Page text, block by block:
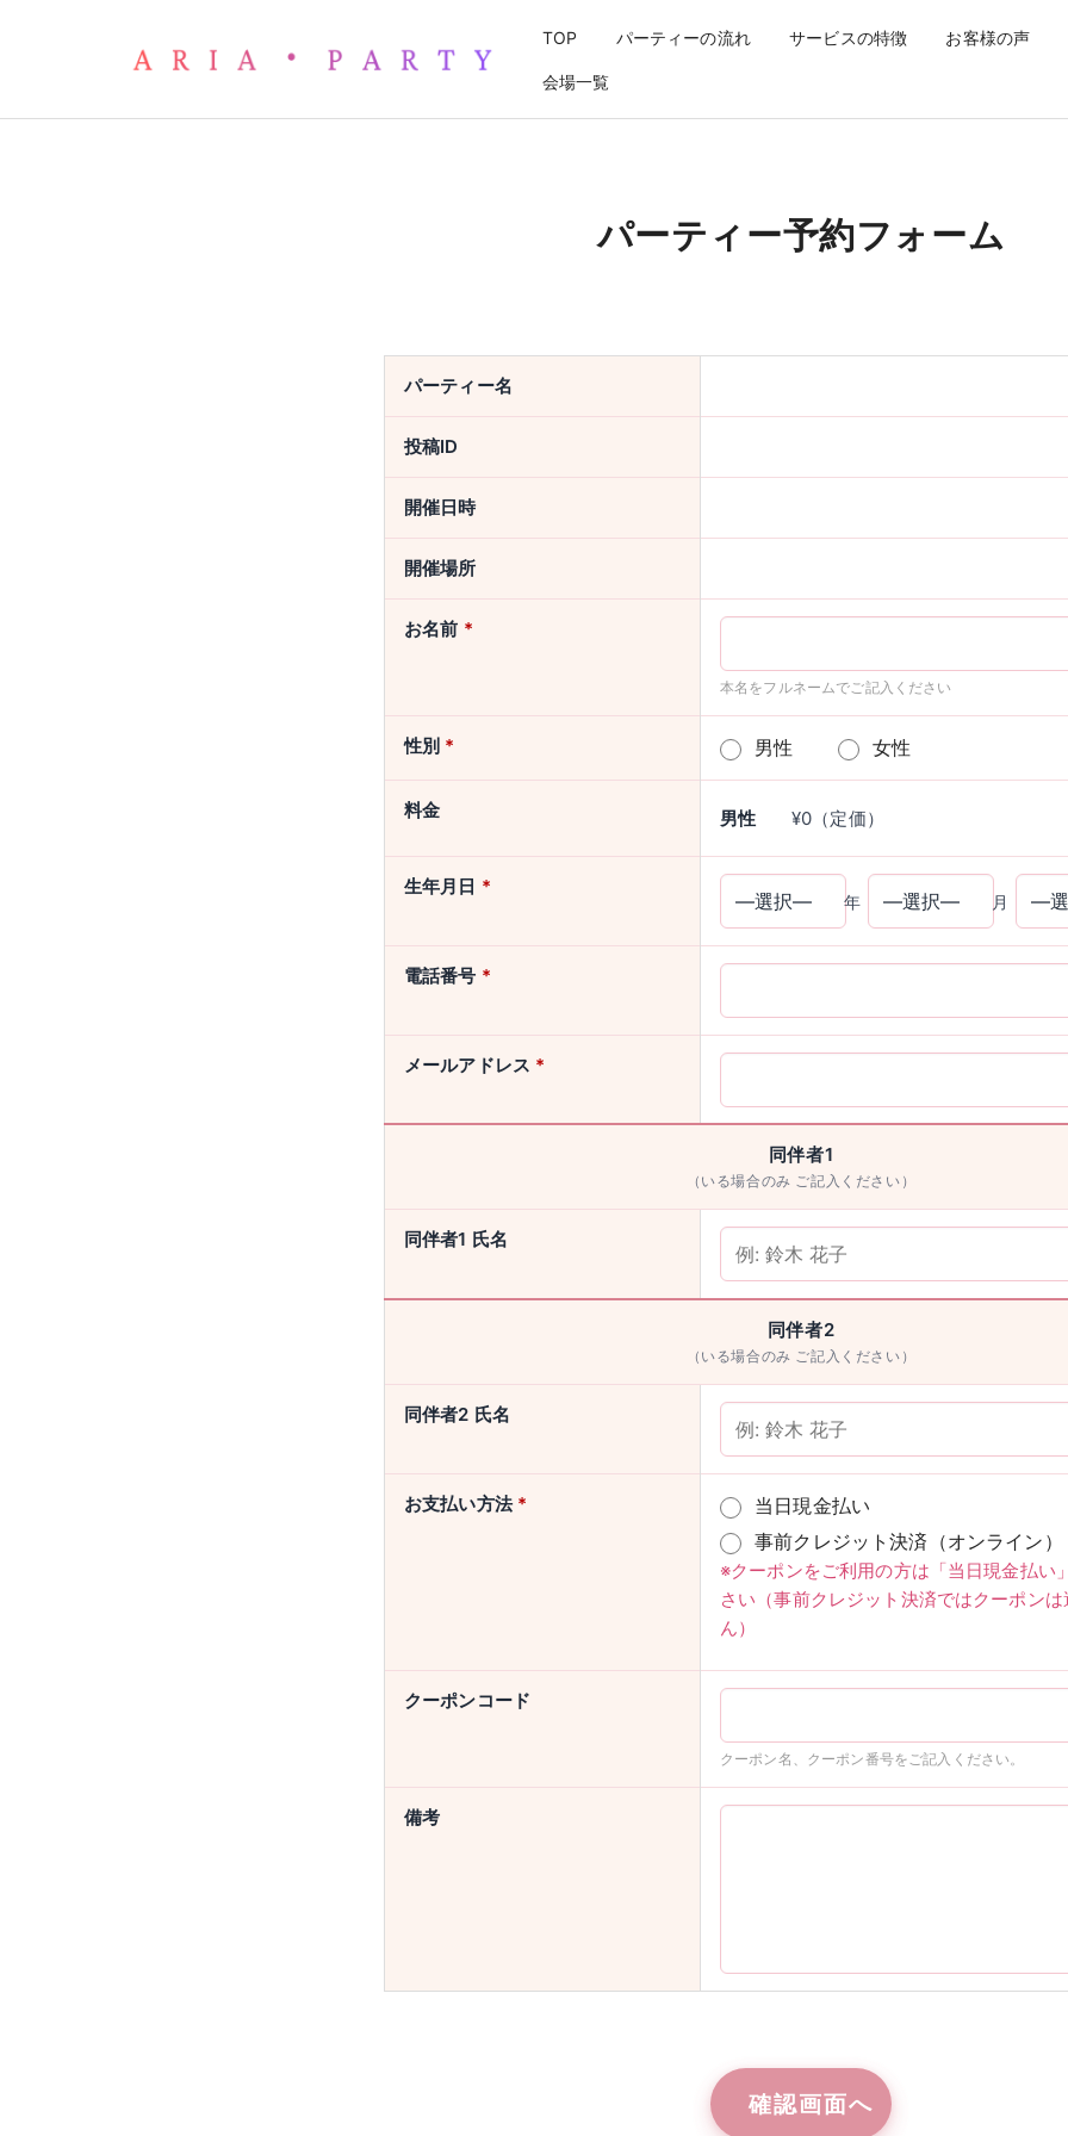
TOP パーティーの流れ サービスの特徴 お客様の声
会場一覧
パーティー予約フォーム
パーティー名
投稿ID
開催日時
開催場所
お名前 *
本名をフルネームでご記入ください
性別 * 男性 女性
料金 男性 ¥0（定価）
生年月日 *
年 月
電話番号 *
メールアドレス *
同伴者1
（いる場合のみ ご記入ください）
同伴者1 氏名
同伴者2
（いる場合のみ ご記入ください）
同伴者2 氏名
お支払い方法 *
当日現金払い
事前クレジット決済（オンライン）
※クーポンをご利用の方は「当日現金払い
さい（事前クレジット決済ではクーポン
ん）
クーポンコード
クーポン名、クーポン番号をご記入ください。
備考
男性